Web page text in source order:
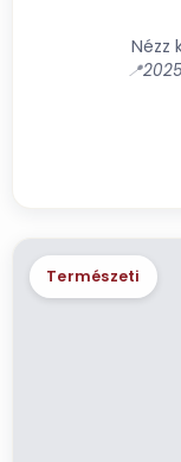
Nézz
📍
Természeti